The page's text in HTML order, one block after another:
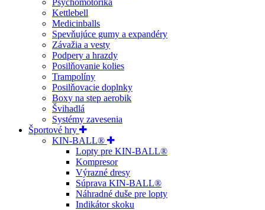
Kettlebell
Medicinballs
Spevňujúce gumy a expandéry
Závažia a vesty
Podpery a hrazdy
Posilňovanie kolies
Trampolíny
Posilňovacie doplnky
Boxy na step aerobik
Švihadlá
Systémy zavesenia
Športové hry
KIN-BALL®
Lopty pre KIN-BALL®
Kompresor
Výrazné dresy
Súprava KIN-BALL®
Náhradné duše pre lopty
Indikátor skoku